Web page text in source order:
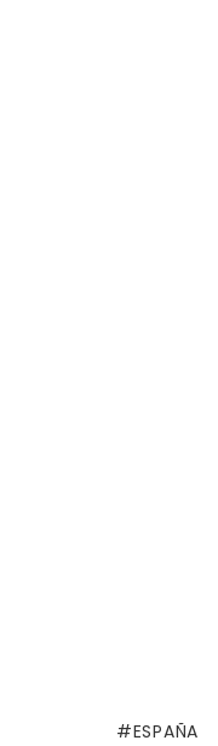
ESPAÑA